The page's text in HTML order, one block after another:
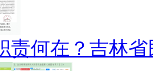
责何在？吉林省